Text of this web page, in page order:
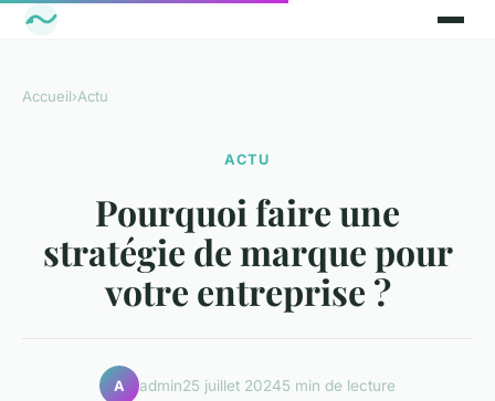
Accueil›Actu
ACTU
Pourquoi faire une
stratégie de marque pour
votre entreprise ?
A admin25 juillet 20245 min de lecture